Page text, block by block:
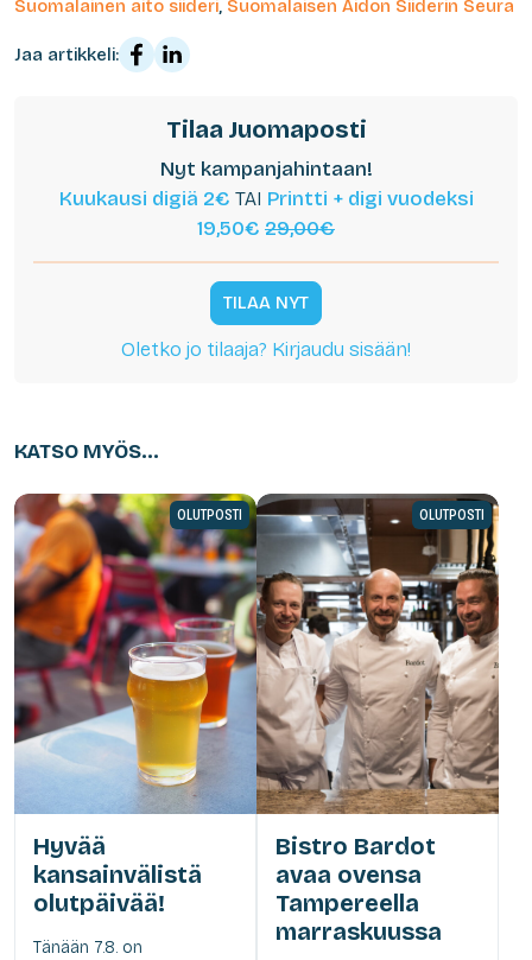
Suomalainen aito siideri, Suomalaisen Aidon Siiderin Seura
Jaa artikkeli:
Tilaa Juomaposti
Nyt kampanjahintaan!
Kuukausi digiä 2€ TAI Printti + digi vuodeksi
19,50€ 29,00€
TILAA NYT
Oletko jo tilaaja? Kirjaudu sisään!
KATSO MYÖS...
OLUTPOSTI
Hyvää
kansainvälistä
olutpäivää!
Tänään 7.8. on
OLUTPOSTI
Bistro Bardot
avaa ovensa
Tampereella
marraskuussa